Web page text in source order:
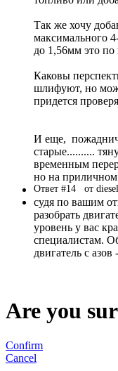
Так же хочу
максимального
до 1,56мм это
Каковы
шлифуют, но
придется
И еще,
старые..........
временным
но на приличном
Ответ #14 от
судя по вашим
разобрать
уровень у вас
специалистам.
двигатель с азов
Are you
Confirm
Cancel